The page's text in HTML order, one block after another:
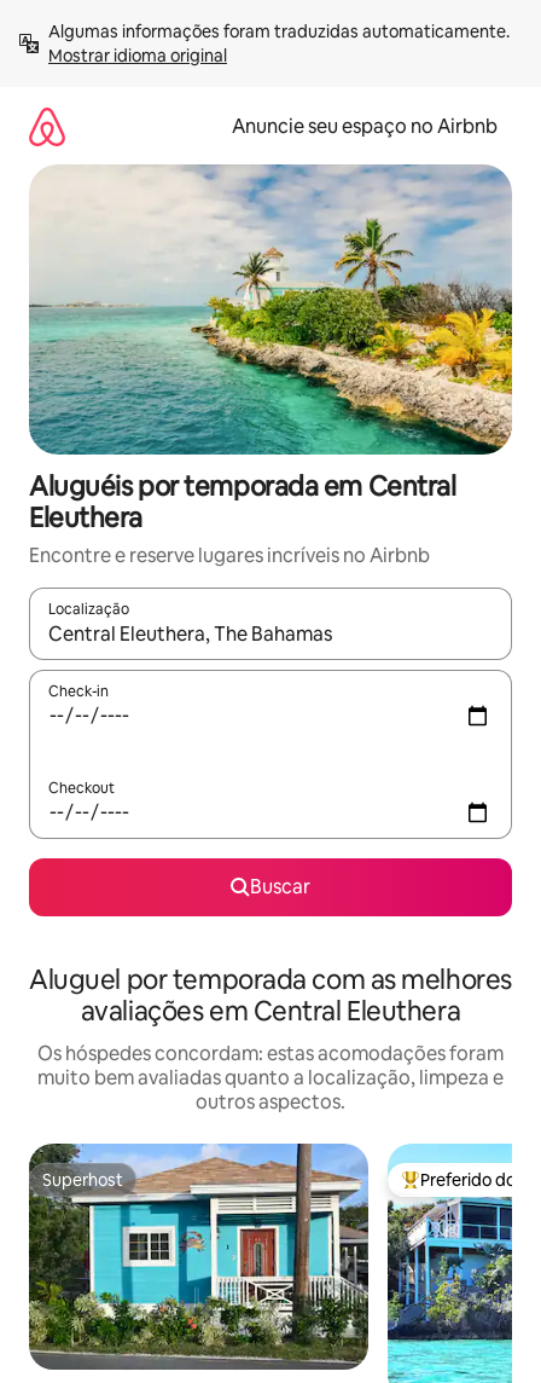
para
Mostrar idioma original
Anuncie seu espaço no Airbnb
Aluguéis por temporada em Central
Eleuthera
Encontre e reserve lugares incríveis no Airbnb
Localização
Quando os resultados estiverem disponíveis, explore-os
Check-in
Checkout
Buscar
Aluguel por temporada com as melhores
avaliações em Central Eleuthera
Os hóspedes concordam: estas acomodações foram
muito bem avaliadas quanto a localização, limpeza e
outros aspectos.
Superhost
Superhost Entre os
Preferido dos